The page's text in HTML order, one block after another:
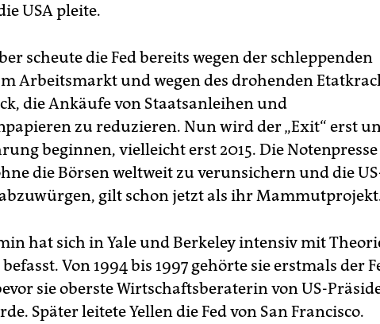
USA pleite.
scheute die Fed bereits wegen der schleppenden
Arbeitsmarkt und wegen des drohenden
die Ankäufe von Staatsanleihen und
zu reduzieren. Nun wird der „Exit“ erst
beginnen, vielleicht erst 2015. Die
die Börsen weltweit zu verunsichern und die
gilt schon jetzt als ihr
hat sich in Yale und Berkeley intensiv mit
Von 1994 bis 1997 gehörte sie erstmals der
sie oberste Wirtschaftsberaterin von US-
Später leitete Yellen die Fed von San Francisco.